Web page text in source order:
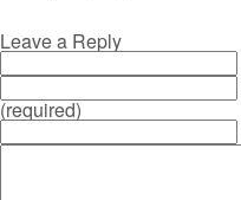
Leave a Reply
(required)